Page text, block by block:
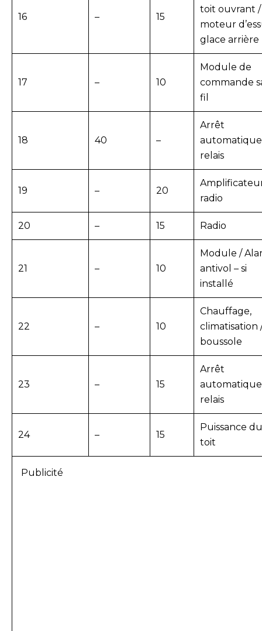
16 – 15
toit ouvrant /
moteur
glace arrière
17 – 10
Module de
commande
fil
18 40 –
Arrêt
relais
19 – 20
radio
20 – 15 Radio
21 – 10
Module /
antivol – si
installé
22 – 10
Chauffage,
climatisation
boussole
23 – 15
Arrêt
relais
24 – 15
Puissance du
toit
Publicité